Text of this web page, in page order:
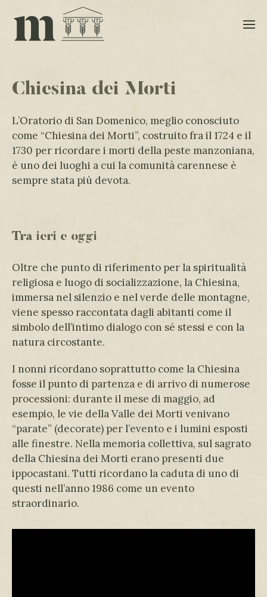
Chiesina dei Morti
L’Oratorio di San Domenico, meglio conosciuto
come “Chiesina dei Morti”, costruito fra il 1724 e il
1730 per ricordare i morti della peste manzoniana,
è uno dei luoghi a cui la comunità carennese è
sempre stata più devota.
Tra ieri e oggi
Oltre che punto di riferimento per la spiritualità
religiosa e luogo di socializzazione, la Chiesina,
immersa nel silenzio e nel verde delle montagne,
viene spesso raccontata dagli abitanti come il
simbolo dell’intimo dialogo con sé stessi e con la
natura circostante.
I nonni ricordano soprattutto come la Chiesina
fosse il punto di partenza e di arrivo di numerose
processioni: durante il mese di maggio, ad
esempio, le vie della Valle dei Morti venivano
“parate” (decorate) per l’evento e i lumini esposti
alle finestre. Nella memoria collettiva, sul sagrato
della Chiesina dei Morti erano presenti due
ippocastani. Tutti ricordano la caduta di uno di
questi nell’anno 1986 come un evento
straordinario.